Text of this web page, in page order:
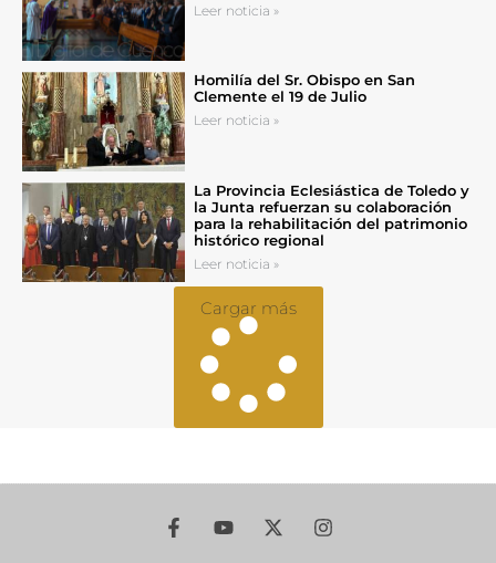
Leer noticia »
Homilía del Sr. Obispo en San
Clemente el 19 de Julio
Leer noticia »
La Provincia Eclesiástica de Toledo y
la Junta refuerzan su colaboración
para la rehabilitación del patrimonio
histórico regional
Leer noticia »
Cargar más